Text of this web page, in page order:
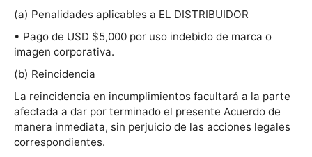
(a) Penalidades aplicables a EL DISTRIBUIDOR
• Pago de USD $5,000 por uso indebido de marca o
imagen corporativa.
(b) Reincidencia
La reincidencia en incumplimientos facultará a la parte
afectada a dar por terminado el presente Acuerdo de
manera inmediata, sin perjuicio de las acciones legales
correspondientes.